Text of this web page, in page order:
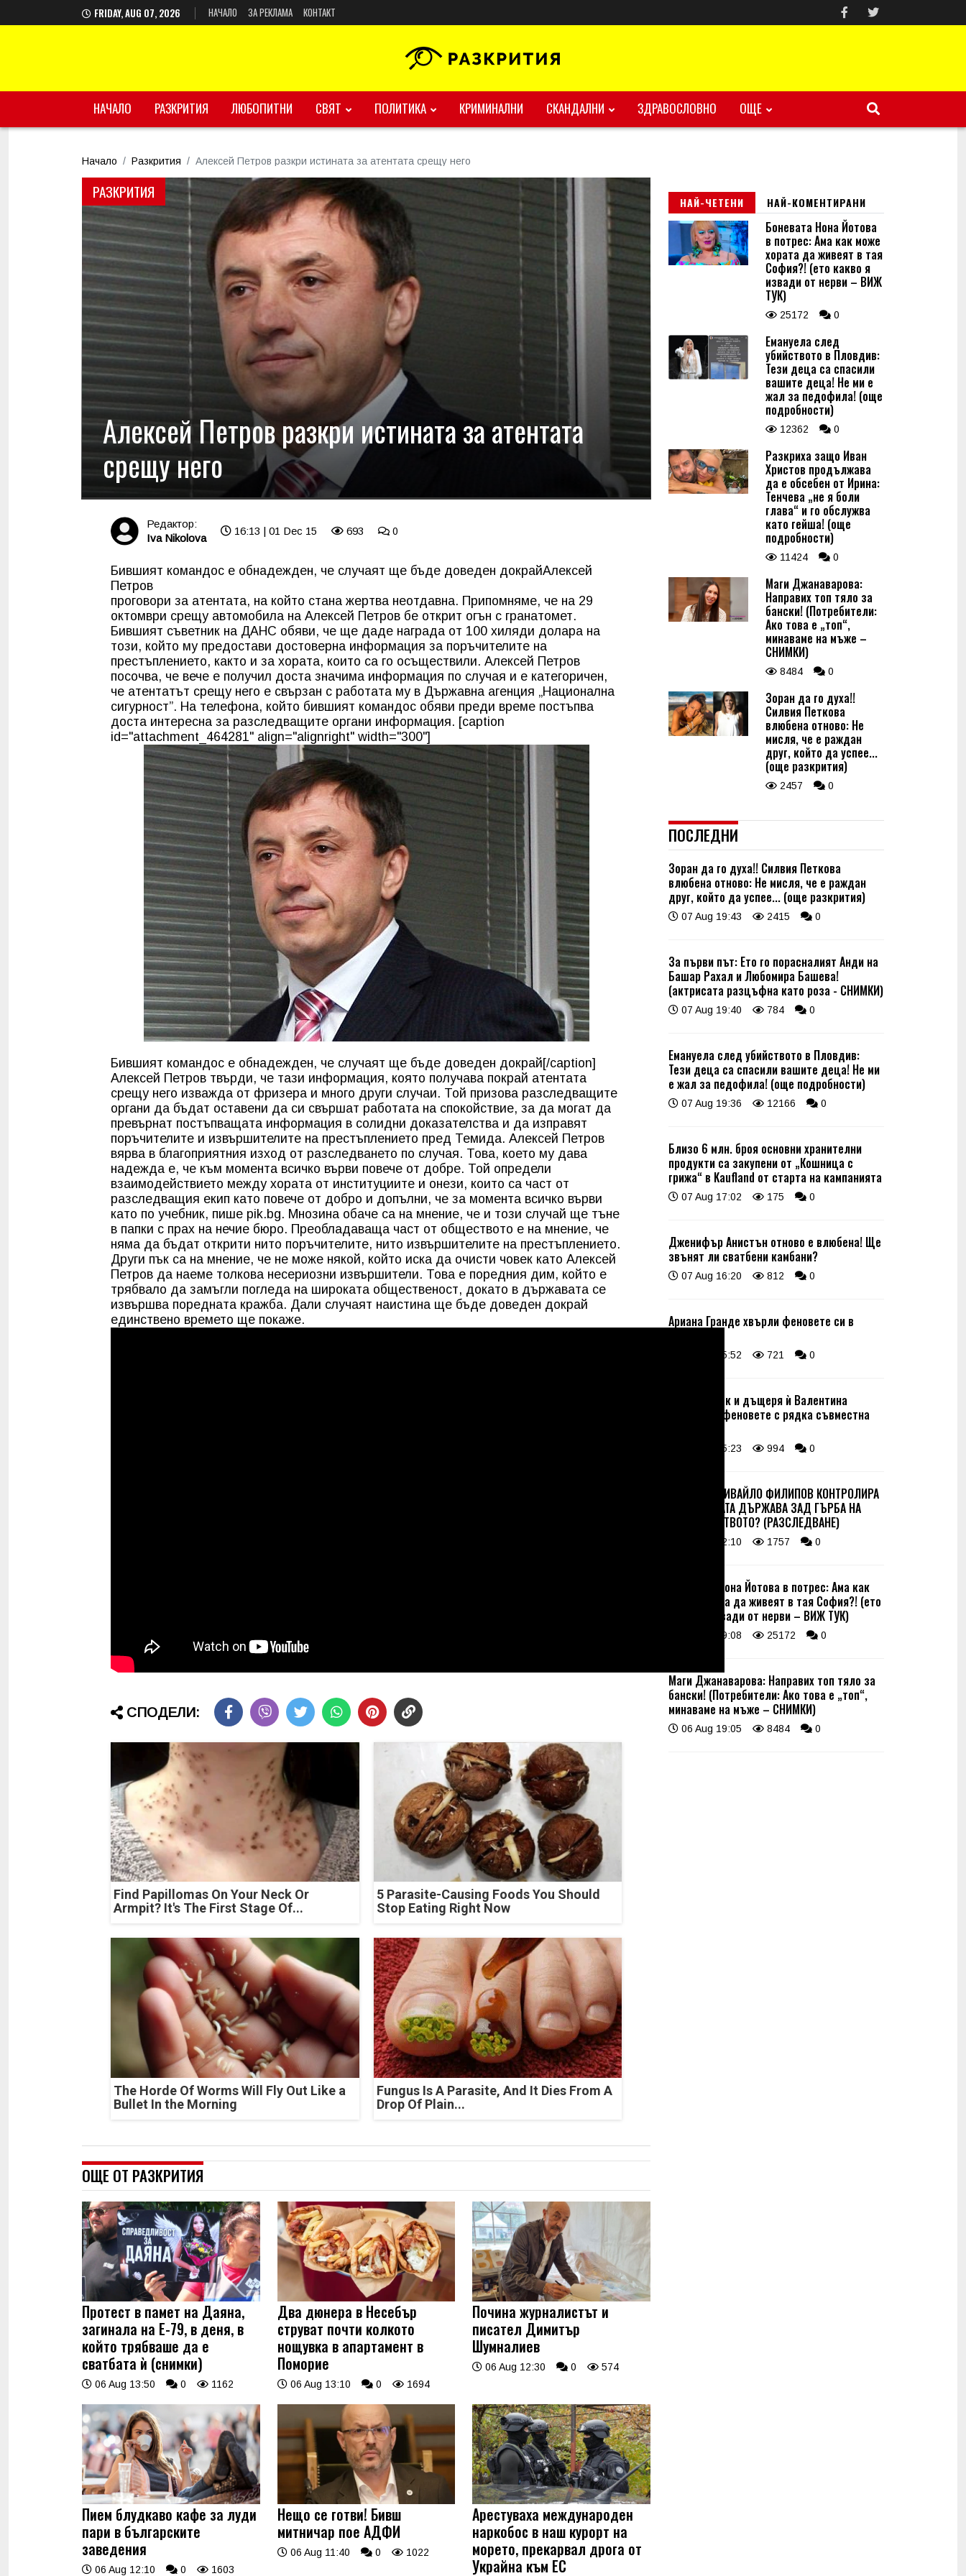
FRIDAY, AUG 07, 2026 НАЧАЛО ЗА РЕКЛАМА КОНТАКТ
НАЧАЛО РАЗКРИТИЯ ЛЮБОПИТНИ СВЯТ ПОЛИТИКА КРИМИНАЛНИ СКАНДАЛНИ ЗДРАВОСЛОВНО ОЩЕ
Начало Разкрития Алексей Петров разкри истината за атентата срещу него
РАЗКРИТИЯ
Алексей Петров разкри истината за атентата
срещу него
Редактор:
Iva Nikolova
16:13 | 01 Dec 15 693 0
Бившият командос е обнадежден, че случаят ще бъде доведен докрайАлексей
Петров
проговори за атентата, на който стана жертва неотдавна. Припомняме, че на 29
октомври срещу автомобила на Алексей Петров бе открит огън с гранатомет.
Бившият съветник на ДАНС обяви, че ще даде награда от 100 хиляди долара на
този, който му предостави достоверна информация за поръчителите на
престъплението, както и за хората, които са го осъществили. Алексей Петров
посочва, че вече е получил доста значима информация по случая и е категоричен,
че атентатът срещу него е свързан с работата му в Държавна агенция „Национална
сигурност”. На телефона, който бившият командос обяви преди време постъпва
доста интересна за разследващите органи информация. [caption
id="attachment_464281" align="alignright" width="300"]
Бившият командос е обнадежден, че случаят ще бъде доведен докрай[/caption]
Алексей Петров твърди, че тази информация, която получава покрай атентата
срещу него изважда от фризера и много други случаи. Той призова разследващите
органи да бъдат оставени да си свършат работата на спокойствие, за да могат да
превърнат постъпващата информация в солидни доказателства и да изправят
поръчителите и извършителите на престъплението пред Темида. Алексей Петров
вярва в благоприятния изход от разследването по случая. Това, което му дава
надежда е, че към момента всичко върви повече от добре. Той определи
взаимодействието между хората от институциите и онези, които са част от
разследващия екип като повече от добро и допълни, че за момента всичко върви
като по учебник, пише pik.bg. Мнозина обаче са на мнение, че и този случай ще тъне
в папки с прах на нечие бюро. Преобладаваща част от обществото е на мнение, че
няма да бъдат открити нито поръчителите, нито извършителите на престъплението.
Други пък са на мнение, че не може някой, който иска да очисти човек като Алексей
Петров да наеме толкова несериозни извършители. Това е поредния дим, който е
трябвало да замъгли погледа на широката общественост, докато в държавата се
извършва поредната кражба. Дали случаят наистина ще бъде доведен докрай
единствено времето ще покаже.
СПОДЕЛИ:
Find Papillomas On Your Neck Or
Armpit? It's The First Stage Of...
5 Parasite-Causing Foods You Should
Stop Eating Right Now
The Horde Of Worms Will Fly Out Like a
Bullet In the Morning
Fungus Is A Parasite, And It Dies From A
Drop Of Plain...
ОЩЕ ОТ РАЗКРИТИЯ
Протест в памет на Даяна,
загинала на Е-79, в деня, в
който трябваше да е
сватбата ѝ (снимки)
06 Aug 13:50 0 1162
Два дюнера в Несебър
струват почти колкото
нощувка в апартамент в
Поморие
06 Aug 13:10 0 1694
Почина журналистът и
писател Димитър
Шумналиев
06 Aug 12:30 0 574
Пием блудкаво кафе за луди
пари в българските
заведения
06 Aug 12:10 0 1603
Нещо се готви! Бивш
митничар пое АДФИ
06 Aug 11:40 0 1022
Арестуваха международен
наркобос в наш курорт на
морето, прекарвал дрога от
Украйна към ЕС
НАЙ-ЧЕТЕНИ НАЙ-КОМЕНТИРАНИ
Боневата Нона Йотова
в потрес: Ама как може
хората да живеят в тая
София?! (ето какво я
извади от нерви – ВИЖ
ТУК)
25172 0
Емануела след
убийството в Пловдив:
Тези деца са спасили
вашите деца! Не ми е
жал за педофила! (още
подробности)
12362 0
Разкриха защо Иван
Христов продължава
да е обсебен от Ирина:
Тенчева „не я боли
глава“ и го обслужва
като гейша! (още
подробности)
11424 0
Маги Джанаварова:
Направих топ тяло за
бански! (Потребители:
Ако това е „топ“,
минаваме на мъже –
СНИМКИ)
8484 0
Зоран да го духа!!
Силвия Петкова
влюбена отново: Не
мисля, че е раждан
друг, който да успее...
(още разкрития)
2457 0
ПОСЛЕДНИ
Зоран да го духа!! Силвия Петкова
влюбена отново: Не мисля, че е раждан
друг, който да успее... (още разкрития)
07 Aug 19:43 2415 0
За първи път: Ето го порасналият Анди на
Башар Рахал и Любомира Башева!
(актрисата разцъфна като роза - СНИМКИ)
07 Aug 19:40 784 0
Емануела след убийството в Пловдив:
Тези деца са спасили вашите деца! Не ми
е жал за педофила! (още подробности)
07 Aug 19:36 12166 0
Близо 6 млн. броя основни хранителни
продукти са закупени от „Кошница с
грижа“ в Kaufland от старта на кампанията
07 Aug 17:02 175 0
Дженифър Анистън отново е влюбена! Ще
звънят ли сватбени камбани?
07 Aug 16:20 812 0
Ариана Гранде хвърли феновете си в
07 Aug 15:52 721 0
Салма Хайек и дъщеря ѝ Валентина
очароваха феновете с рядка съвместна
07 Aug 15:23 994 0
ВИЖТЕ КАК ИВАЙЛО ФИЛИПОВ КОНТРОЛИРА
ДИГИТАЛНАТА ДЪРЖАВА ЗАД ГЪРБА НА
ПРАВИТЕЛСТВОТО? (РАЗСЛЕДВАНЕ)
07 Aug 12:10 1757 0
Боневата Нона Йотова в потрес: Ама как
може хората да живеят в тая София?! (ето
какво я извади от нерви – ВИЖ ТУК)
06 Aug 19:08 25172 0
Маги Джанаварова: Направих топ тяло за
бански! (Потребители: Ако това е „топ“,
минаваме на мъже – СНИМКИ)
06 Aug 19:05 8484 0